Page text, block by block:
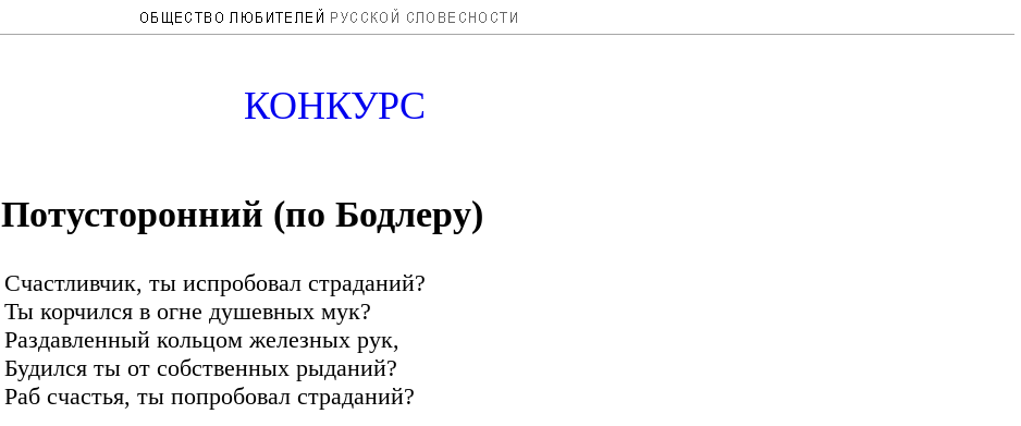
КОНКУРС
Потусторонний (по Бодлеру)
Счастливчик, ты испробовал страданий?
Ты корчился в огне душевных мук?
Раздавленный кольцом железных рук,
Будился ты от собственных рыданий?
Раб счастья, ты попробовал страданий?